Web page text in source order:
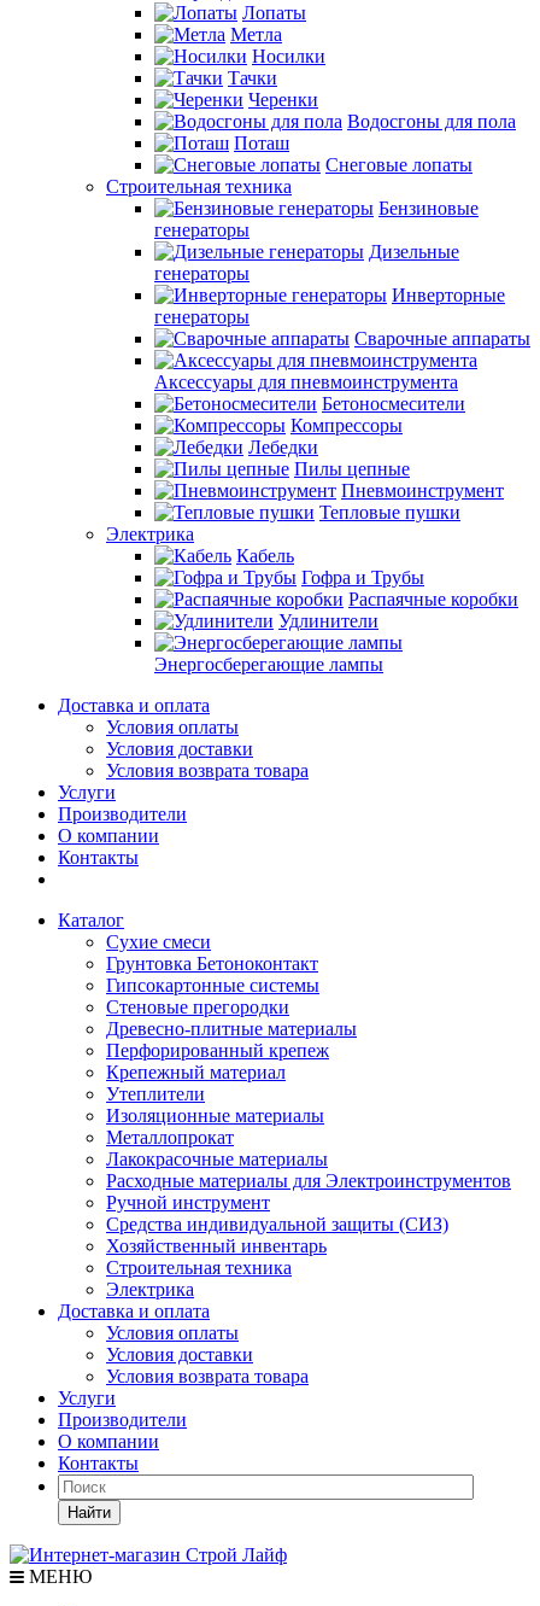
Лопаты
Метла
Носилки
Тачки
Черенки
Водосгоны для пола
Поташ
Снеговые лопаты
Строительная техника
Бензиновые
генераторы
Дизельные
генераторы
Инверторные
генераторы
Сварочные аппараты
Аксессуары для пневмоинструмента
Бетоносмесители
Компрессоры
Лебедки
Пилы цепные
Пневмоинструмент
Тепловые пушки
Электрика
Кабель
Гофра и Трубы
Распаячные коробки
Удлинители
Энергосберегающие лампы
Доставка и оплата
Условия оплаты
Условия доставки
Условия возврата товара
Услуги
Производители
О компании
Контакты
Каталог
Сухие смеси
Грунтовка Бетоноконтакт
Гипсокартонные системы
Стеновые прегородки
Древесно-плитные материалы
Перфорированный крепеж
Крепежный материал
Утеплители
Изоляционные материалы
Металлопрокат
Лакокрасочные материалы
Расходные материалы для Электроинструментов
Ручной инструмент
Средства индивидуальной защиты (СИЗ)
Хозяйственный инвентарь
Строительная техника
Электрика
Доставка и оплата
Условия оплаты
Условия доставки
Условия возврата товара
Услуги
Производители
О компании
Контакты
Найти
МЕНЮ